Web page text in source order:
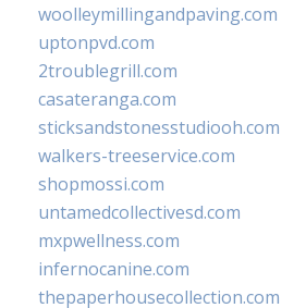
woolleymillingandpaving.com
uptonpvd.com
2troublegrill.com
casateranga.com
sticksandstonesstudiooh.com
walkers-treeservice.com
shopmossi.com
untamedcollectivesd.com
mxpwellness.com
infernocanine.com
thepaperhousecollection.com